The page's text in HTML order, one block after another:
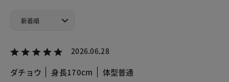
2026.06.28
ダチョウ 身長170cm 体型普通